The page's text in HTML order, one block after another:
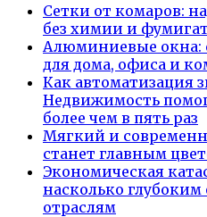
Сетки от комаров:
без химии и
Алюминиевые окна:
для дома, офиса и
Как автоматизация
Недвижимость
более чем в пять раз
Мягкий и
станет главным
Экономическая
насколько глубоким
отраслям